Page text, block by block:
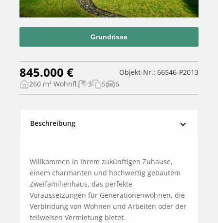
Grundrisse
845.000 €
Objekt-Nr.: 66546-P2013
260 m² Wohnfl.
3 5 6
Beschreibung
Willkommen in Ihrem zukünftigen Zuhause,
einem charmanten und hochwertig gebautem
Zweifamilienhaus, das perfekte
Voraussetzungen für Generationenwohnen, die
Verbindung von Wohnen und Arbeiten oder der
teilweisen Vermietung bietet.